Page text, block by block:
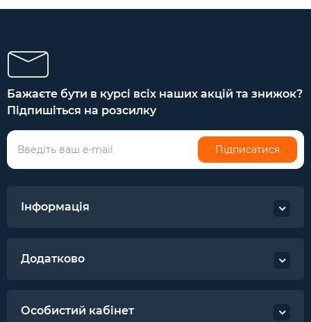
Бажаєте бути в курсі всіх наших акцій та знижок?
Підпишіться на розсилку
Підписатися
Інформація
Додатково
Особистий кабінет